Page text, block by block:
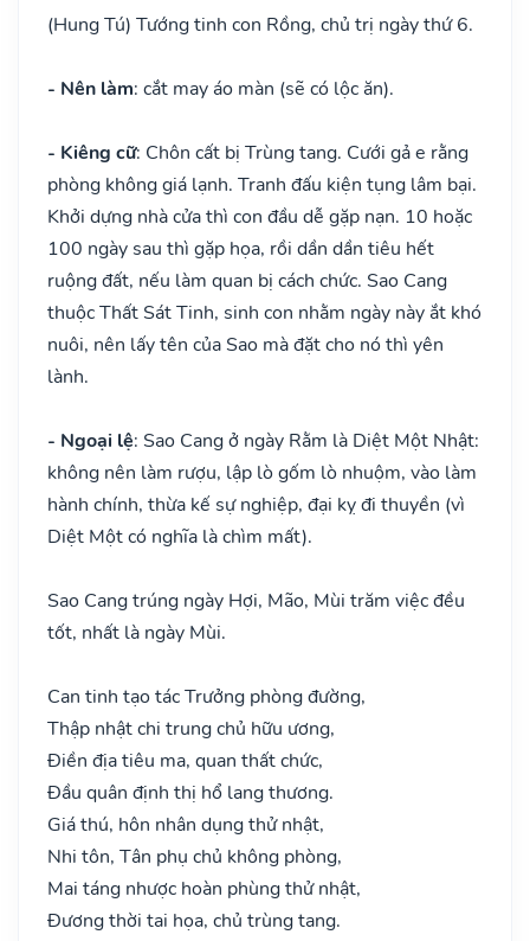
(Hung Tú) Tướng tinh con Rồng, chủ trị ngày thứ 6.
- Nên làm: cắt may áo màn (sẽ có lộc ăn).
- Kiêng cữ: Chôn cất bị Trùng tang. Cưới gả e rằng
phòng không giá lạnh. Tranh đấu kiện tụng lâm bại.
Khởi dựng nhà cửa thì con đầu dễ gặp nạn. 10 hoặc
100 ngày sau thì gặp họa, rồi dần dần tiêu hết
ruộng đất, nếu làm quan bị cách chức. Sao Cang
thuộc Thất Sát Tinh, sinh con nhằm ngày này ắt khó
nuôi, nên lấy tên của Sao mà đặt cho nó thì yên
lành.
- Ngoại lệ: Sao Cang ở ngày Rằm là Diệt Một Nhật:
không nên làm rượu, lập lò gốm lò nhuộm, vào làm
hành chính, thừa kế sự nghiệp, đại kỵ đi thuyền (vì
Diệt Một có nghĩa là chìm mất).
Sao Cang trúng ngày Hợi, Mão, Mùi trăm việc đều
tốt, nhất là ngày Mùi.
Can tinh tạo tác Trưởng phòng đường,
Thập nhật chi trung chủ hữu ương,
Điền địa tiêu ma, quan thất chức,
Đầu quân định thị hổ lang thương.
Giá thú, hôn nhân dụng thử nhật,
Nhi tôn, Tân phụ chủ không phòng,
Mai táng nhược hoàn phùng thử nhật,
Đương thời tai họa, chủ trùng tang.